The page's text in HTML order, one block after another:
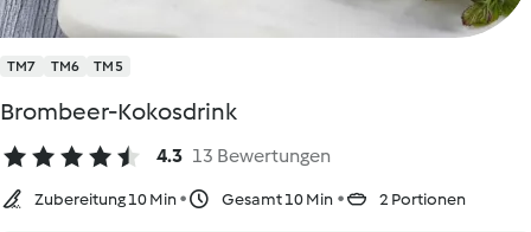
TM7 TM6 TM5
Brombeer-Kokosdrink
4.3 13 Bewertungen
Zubereitung 10 Min Gesamt 10 Min 2 Portionen